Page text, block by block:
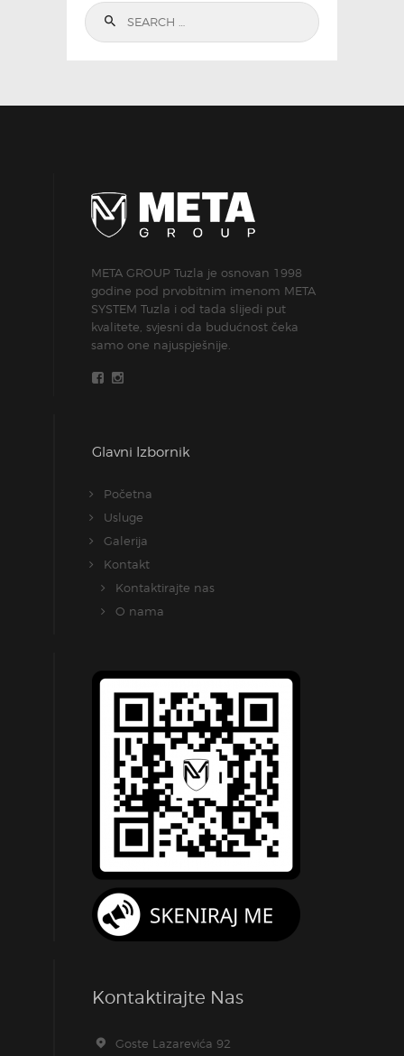
Search
for:
META GROUP Tuzla je osnovan 1998
godine pod prvobitnim imenom META
SYSTEM Tuzla i od tada slijedi put
kvalitete, svjesni da budućnost čeka
samo one najuspješnije.
Glavni Izbornik
Početna
Usluge
Galerija
Kontakt
Kontaktirajte nas
O nama
Kontaktirajte Nas
Goste Lazarevića 92